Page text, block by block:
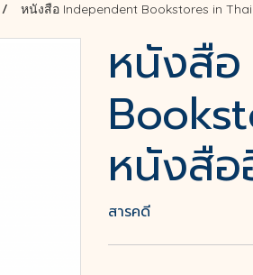
หนังสือ Independent Bookstores in
หนังสื
หนังสือ
สารคดี